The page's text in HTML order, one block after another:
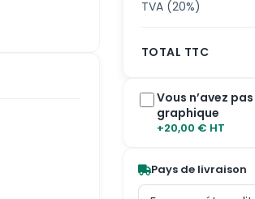
TVA (20%)
TOTAL TTC
Vous n’avez
graphique
+20,00 € HT
Pays de livraison